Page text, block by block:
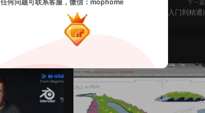
下一篇
[中文教程]黄豆奶爸-ChatGPT大师班(从入门到精通)